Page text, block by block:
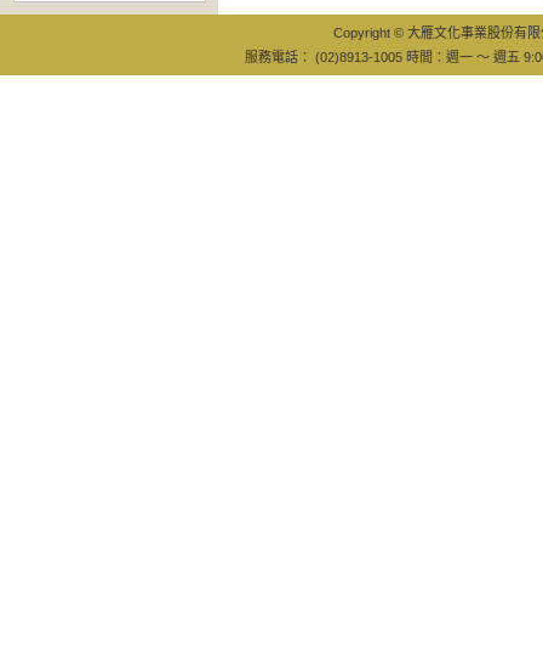
Copyright © 大雁文化事業股份有
服務電話： (02)8913-1005 時間：週一 ～ 週五